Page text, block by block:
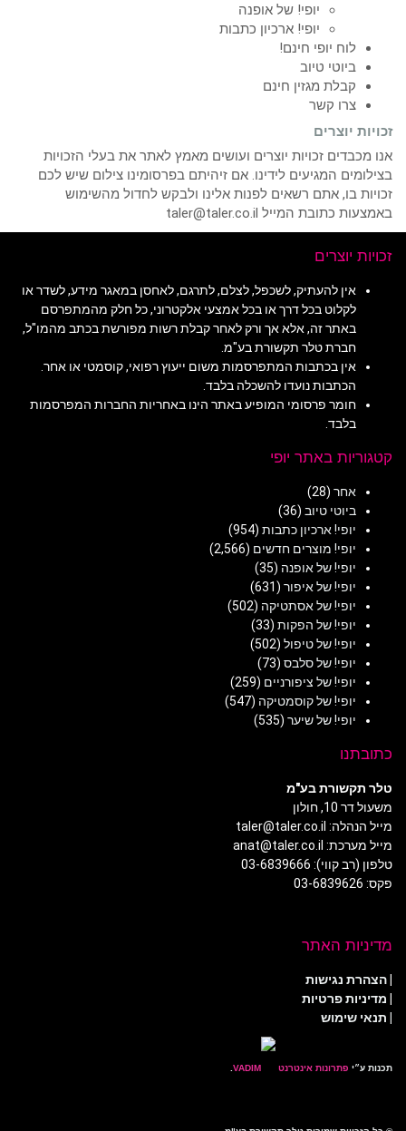
יופי! של אופנה
יופי! ארכיון כתבות
לוח יופי חינם!
ביוטי טיוב
קבלת מגזין חינם
צרו קשר
זכויות יוצרים
אנו מכבדים זכויות יוצרים ועושים מאמץ לאתר את בעלי הזכויות
בצילומים המגיעים לידינו. אם זיהיתם בפרסומינו צילום שיש לכם
זכויות בו, אתם רשאים לפנות אלינו ולבקש לחדול מהשימוש
באמצעות כתובת המייל taler@taler.co.il
זכויות יוצרים
אין להעתיק, לשכפל, לצלם, לתרגם, לאחסן במאגר מידע, לשדר או
לקלוט בכל דרך או בכל אמצעי אלקטרוני, כל חלק מהמתפרסם
באתר זה, אלא אך ורק לאחר קבלת רשות מפורשת בכתב מהמו"ל,
חברת טלר תקשורת בע"מ.
אין בכתבות המתפרסמות משום ייעוץ רפואי, קוסמטי או אחר.
הכתבות נועדו להשכלה בלבד.
חומר פרסומי המופיע באתר הינו באחריות החברות המפרסמות
בלבד.
קטגוריות באתר יופי
אחר (28)
ביוטי טיוב (36)
יופי! ארכיון כתבות (954)
יופי! מוצרים חדשים (2,566)
יופי! של אופנה (35)
יופי! של איפור (631)
יופי! של אסתטיקה (502)
יופי! של הפקות (33)
יופי! של טיפול (502)
יופי! של סלבס (73)
יופי! של ציפורניים (259)
יופי! של קוסמטיקה (547)
יופי! של שיער (535)
כתובתנו
טלר תקשורת בע"מ
משעול דר 10, חולון
מייל הנהלה: taler@taler.co.il
מייל מערכת: anat@taler.co.il
טלפון (רב קווי): 03-6839666
פקס: 03-6839626
מדיניות האתר
הצהרת נגישות
מדיניות פרטיות
| תנאי שימוש
תכנות ע״י פתרונות אינטרנט